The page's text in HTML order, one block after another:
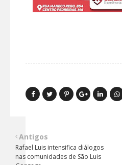
Antigos
Rafael Luis intensifica diálogos
nas comunidades de São Luis